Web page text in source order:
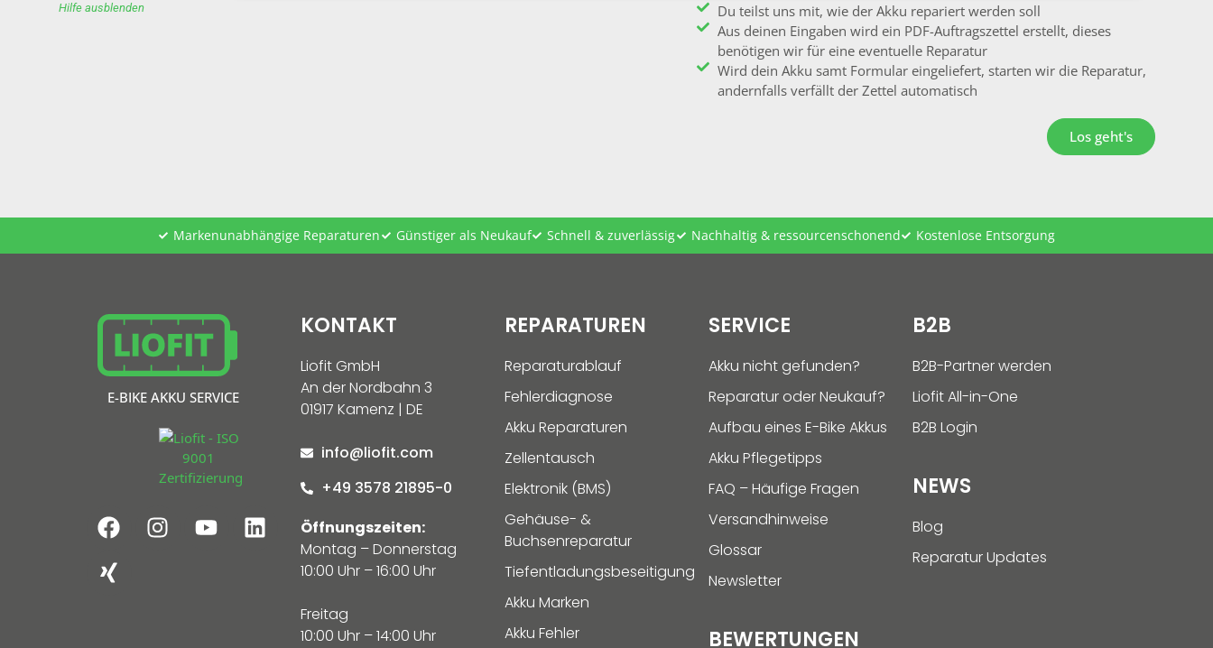
Hilfe ausblenden
Du teilst uns mit, wie der Akku repariert werden soll
Aus deinen Eingaben wird ein PDF-Auftragszettel erstellt, dieses
benötigen wir für eine eventuelle Reparatur
Wird dein Akku samt Formular eingeliefert, starten wir die Reparatur,
andernfalls verfällt der Zettel automatisch
Los geht's
Markenunabhängige Reparaturen Günstiger als Neukauf Schnell & zuverlässig Nachhaltig & ressourcenschonend Kostenlose Entsorgung
E-BIKE AKKU SERVICE
KONTAKT
Liofit GmbH
An der Nordbahn 3
01917 Kamenz | DE
info@liofit.com
+49 3578 21895-0
Öffnungszeiten:
Montag – Donnerstag
10:00 Uhr – 16:00 Uhr
Freitag
10:00 Uhr – 14:00 Uhr
REPARATUREN
Reparaturablauf
Fehlerdiagnose
Akku Reparaturen
Zellentausch
Elektronik (BMS)
Gehäuse- &
Buchsenreparatur
Tiefentladungsbeseitigung
Akku Marken
Akku Fehler
SERVICE
Akku nicht gefunden?
Reparatur oder Neukauf?
Aufbau eines E-Bike Akkus
Akku Pflegetipps
FAQ – Häufige Fragen
Versandhinweise
Glossar
Newsletter
BEWERTUNGEN
B2B
B2B-Partner werden
Liofit All-in-One
B2B Login
NEWS
Blog
Reparatur Updates